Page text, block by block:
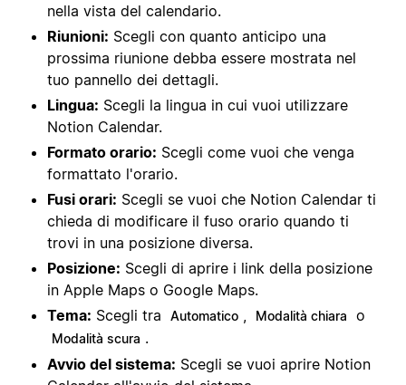
nella vista del calendario.
Riunioni: Scegli con quanto anticipo una
prossima riunione debba essere mostrata nel
tuo pannello dei dettagli.
Lingua: Scegli la lingua in cui vuoi utilizzare
Notion Calendar.
Formato orario: Scegli come vuoi che venga
formattato l'orario.
Fusi orari: Scegli se vuoi che Notion Calendar ti
chieda di modificare il fuso orario quando ti
trovi in una posizione diversa.
Posizione: Scegli di aprire i link della posizione
in Apple Maps o Google Maps.
Tema: Scegli tra Automatico , Modalità chiara o
Modalità scura .
Avvio del sistema: Scegli se vuoi aprire Notion